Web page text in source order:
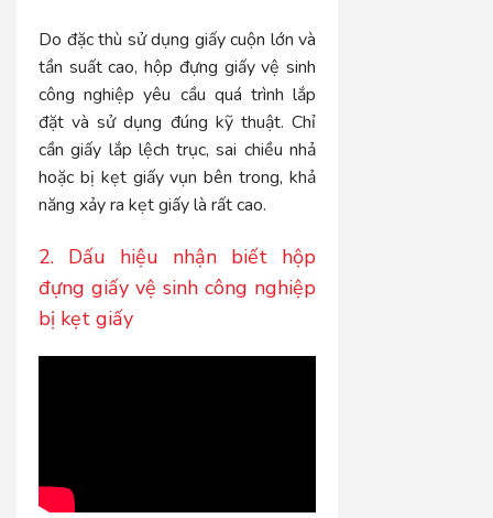
Do đặc thù sử dụng giấy cuộn lớn và
tần suất cao, hộp đựng giấy vệ sinh
công nghiệp yêu cầu quá trình lắp
đặt và sử dụng đúng kỹ thuật. Chỉ
cần giấy lắp lệch trục, sai chiều nhả
hoặc bị kẹt giấy vụn bên trong, khả
năng xảy ra kẹt giấy là rất cao.
2. Dấu hiệu nhận biết hộp
đựng giấy vệ sinh công nghiệp
bị kẹt giấy